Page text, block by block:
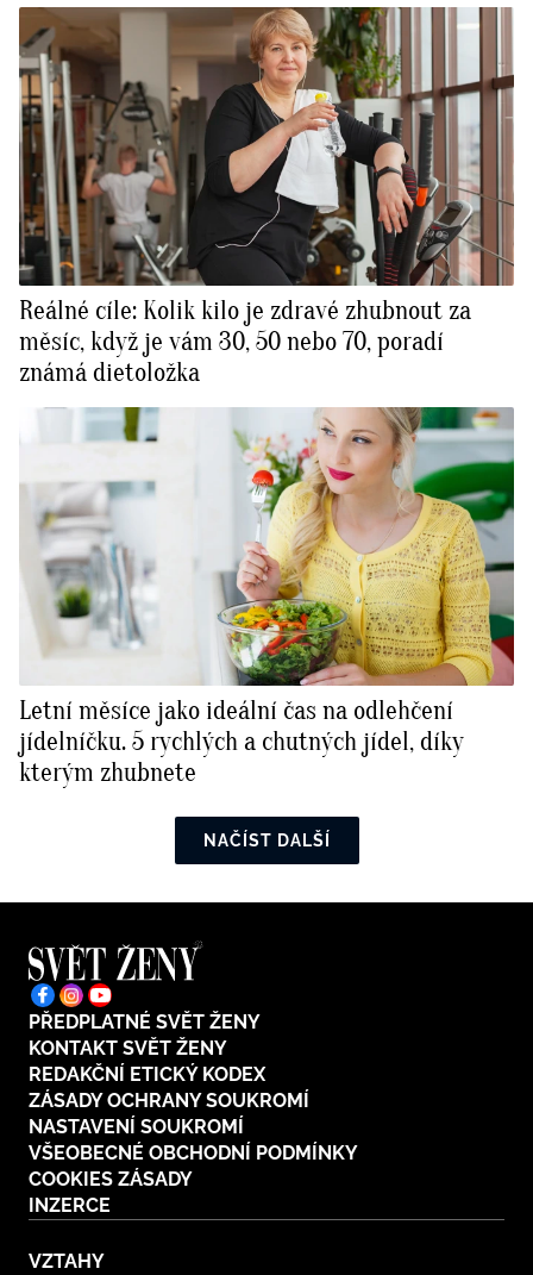
Reálné cíle: Kolik kilo je zdravé zhubnout za
měsíc, když je vám 30, 50 nebo 70, poradí
známá dietoložka
Letní měsíce jako ideální čas na odlehčení
jídelníčku. 5 rychlých a chutných jídel, díky
kterým zhubnete
NAČÍST DALŠÍ
PŘEDPLATNÉ SVĚT ŽENY
KONTAKT SVĚT ŽENY
REDAKČNÍ ETICKÝ KODEX
ZÁSADY OCHRANY SOUKROMÍ
NASTAVENÍ SOUKROMÍ
VŠEOBECNÉ OBCHODNÍ PODMÍNKY
COOKIES ZÁSADY
INZERCE
VZTAHY